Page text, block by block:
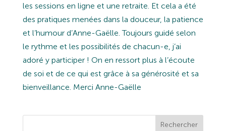
les sessions en ligne et une retraite. Et cela a été
des pratiques menées dans la douceur, la patience
et l’humour d’Anne-Gaëlle. Toujours guidé selon
le rythme et les possibilités de chacun-e, j’ai
adoré y participer ! On en ressort plus à l’écoute
de soi et de ce qui est grâce à sa générosité et sa
bienveillance. Merci Anne-Gaëlle